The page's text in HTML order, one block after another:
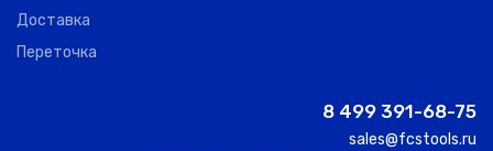
Доставка
Переточка
8 499 391-68-75
sales@fcstools.ru